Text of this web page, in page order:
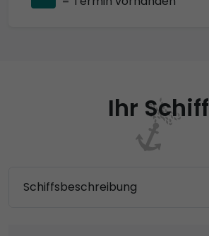
Ihr Schiff
Schiffsbeschreibung